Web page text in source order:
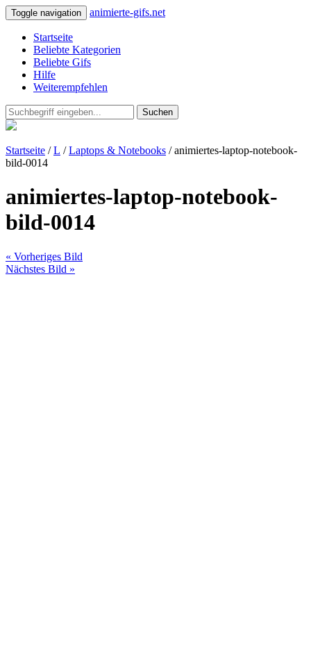
Toggle navigation animierte-gifs.net
Startseite
Beliebte Kategorien
Beliebte Gifs
Hilfe
Weiterempfehlen
Suchen
Startseite /L /Laptops & Notebooks / animiertes-laptop-notebook-
bild-0014
animiertes-laptop-notebook-
bild-0014
« Vorheriges Bild
Nächstes Bild »